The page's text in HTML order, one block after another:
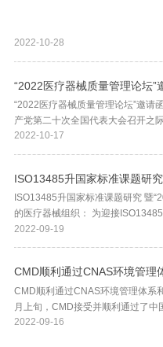
2022-10-28
​“2022医疗器械质量管理论坛”
“2022医疗器械质量管理论坛”邀请
产党第二十次全国代表大会召开之
发展格局的发展理念，祝贺2022
标准GB/T42061-2022 idt ISO
ISO14971：2019《医疗器械 风险
贯彻医疗器械质量管理体系标准的
理，实施标准与法规的进一步融合
械组织管理水平，深圳迈瑞生物医
（集团）有限公司、上海西门子医
有限公司、山东新华医疗器械股份
限公司、东软医疗系统股份有限公
辉（Smith & Nephew）、乐普(北
备有限公司、推想医疗科技股份有
2022-10-17
ISO13485升国家标准课题研究 暨
的医疗器械组织： 为迎接
ISO14971转化为为国家标准GB/
YY/T0287/ISO13485标准的经验和
ISO13485 标准对医疗器械质量管
械监管的技术支撑作用，提高医疗
效，促进医疗器械产业健康快速发
上海微创医疗器械（集团）有限公
2022-09-19
CMD顺利通过CNAS环境管理体系
月上旬，CMD接受并顺利通过了
称“CNAS”）的环境管理体系和职
2022-09-16